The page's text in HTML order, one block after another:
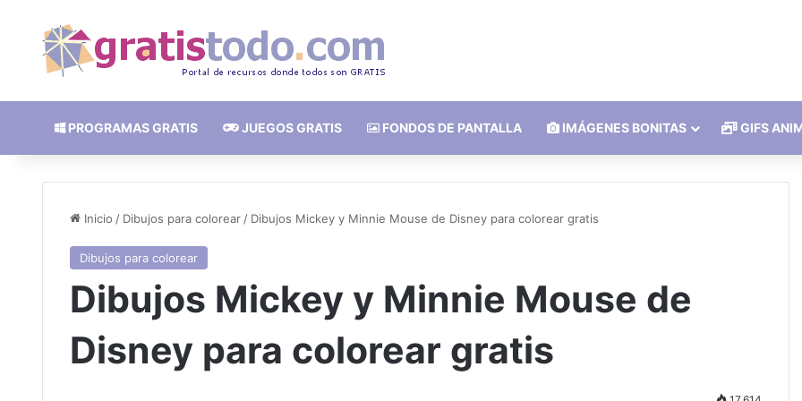
PROGRAMAS GRATIS JUEGOS GRATIS FONDOS DE PANTALLA IMÁGENES BONITAS GIFS
Inicio / Dibujos para colorear / Dibujos Mickey y Minnie Mouse de Disney para colorear gratis
Dibujos para colorear
Dibujos Mickey y Minnie Mouse de
Disney para colorear gratis